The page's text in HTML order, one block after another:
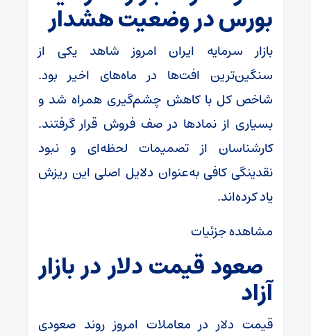
بورس در وضعیت هشدار
بازار سرمایه ایران امروز شاهد یکی از
سنگین‌ترین افت‌ها در ماه‌های اخیر بود.
شاخص کل با کاهش چشم‌گیری همراه شد و
بسیاری از نمادها در صف فروش قرار گرفتند.
کارشناسان از تصمیمات لحظه‌ای و نبود
نقدینگی کافی به‌عنوان دلایل اصلی این ریزش
یاد کرده‌اند.
مشاهده جزئیات
صعود قیمت دلار در بازار
آزاد
قیمت دلار در معاملات امروز روند صعودی